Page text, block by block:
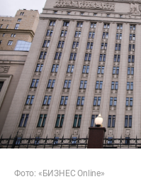
Фото: «БИЗНЕС Online»